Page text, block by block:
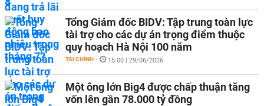
Tổng Giám đốc BIDV: Tập trung toàn lực
tài trợ cho các dự án trọng điểm thuộc
quy hoạch Hà Nội 100 năm
TÀI CHÍNH - 15:00 | 29/06/2026
Một ông lớn Big4 được chấp thuận tăng
vốn lên gần 78.000 tỷ đồng